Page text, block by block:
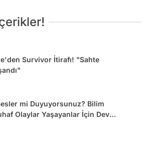
Survivor İtirafı! "Sahte
mi Duyuyorsunuz? Bilim
Olaylar Yaşayanlar İçin Dev